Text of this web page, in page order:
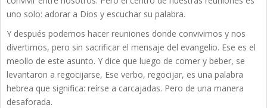
uno solo: adorar a Dios y escuchar su palabra.
Y después podemos hacer reuniones donde convivimos y nos
divertimos, pero sin sacrificar el mensaje del evangelio. Ese es el
meollo de este asunto. Y dice que luego de comer y beber, se
levantaron a regocijarse, Ese verbo, regocijar, es una palabra
hebrea que significa: reírse a carcajadas. Pero de una manera
desaforada.